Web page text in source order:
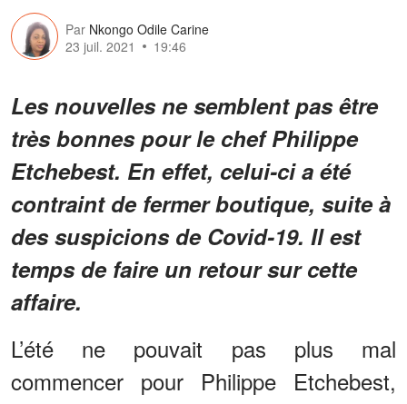
Par Nkongo Odile Carine
23 juil. 2021
19:46
Les nouvelles ne semblent pas être
très bonnes pour le chef Philippe
Etchebest. En effet, celui-ci a été
contraint de fermer boutique, suite à
des suspicions de Covid-19. Il est
temps de faire un retour sur cette
affaire.
L’été ne pouvait pas plus mal
commencer pour Philippe Etchebest,